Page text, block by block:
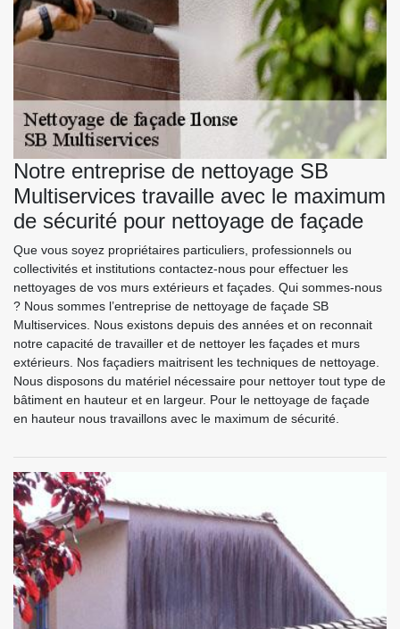
Notre entreprise de nettoyage SB
Multiservices travaille avec le maximum
de sécurité pour nettoyage de façade
Que vous soyez propriétaires particuliers, professionnels ou
collectivités et institutions contactez-nous pour effectuer les
nettoyages de vos murs extérieurs et façades. Qui sommes-nous
? Nous sommes l’entreprise de nettoyage de façade SB
Multiservices. Nous existons depuis des années et on reconnait
notre capacité de travailler et de nettoyer les façades et murs
extérieurs. Nos façadiers maitrisent les techniques de nettoyage.
Nous disposons du matériel nécessaire pour nettoyer tout type de
bâtiment en hauteur et en largeur. Pour le nettoyage de façade
en hauteur nous travaillons avec le maximum de sécurité.